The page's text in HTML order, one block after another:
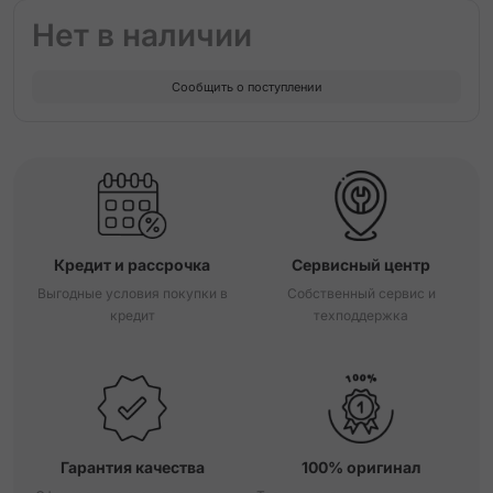
Нет в наличии
Сообщить о поступлении
Кредит и рассрочка
Выгодные условия покупки в
кредит
Сервисный центр
Собственный сервис и
техподдержка
Гарантия качества 100% оригинал